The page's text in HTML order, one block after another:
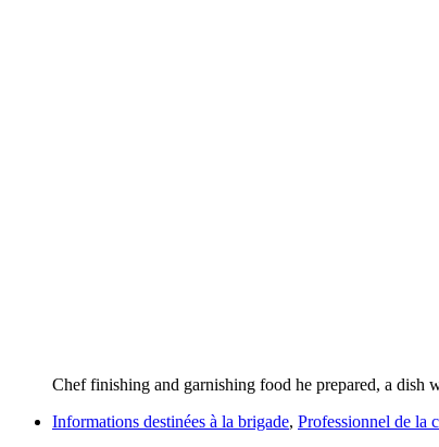
Chef finishing and garnishing food he prepared, a dish
Informations destinées à la brigade, Professionnel de la